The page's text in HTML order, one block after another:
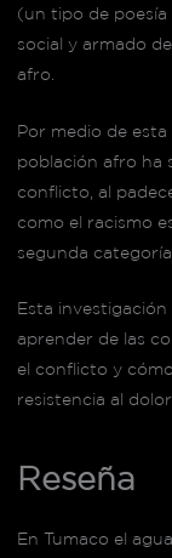
(un tipo de
social y armado
afro.
Por medio de
población afro ha
conflicto, al
como el racismo
segunda
Esta
aprender de las
el conflicto y
resistencia al
Reseña
En Tumaco el